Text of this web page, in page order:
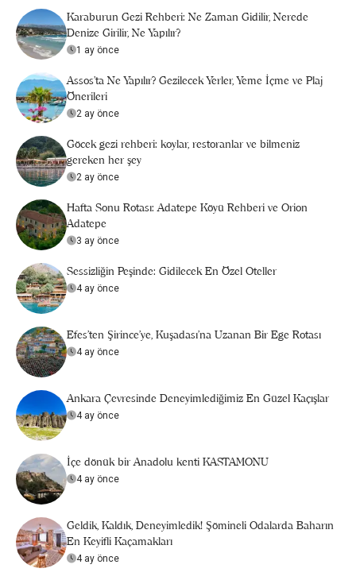
Karaburun Gezi Rehberi: Ne Zaman Gidilir, Nerede
Denize Girilir, Ne Yapılır?
1 ay önce
Assos’ta Ne Yapılır? Gezilecek Yerler, Yeme İçme ve Plaj
Önerileri
2 ay önce
Göcek gezi rehberi: koylar, restoranlar ve bilmeniz
gereken her şey
2 ay önce
Hafta Sonu Rotası: Adatepe Köyü Rehberi ve Orion
Adatepe
3 ay önce
Sessizliğin Peşinde: Gidilecek En Özel Oteller
4 ay önce
Efes’ten Şirince’ye, Kuşadası’na Uzanan Bir Ege Rotası
4 ay önce
Ankara Çevresinde Deneyimlediğimiz En Güzel Kaçışlar
4 ay önce
İçe dönük bir Anadolu kenti KASTAMONU
4 ay önce
Geldik, Kaldık, Deneyimledik! Şömineli Odalarda Baharın
En Keyifli Kaçamakları
4 ay önce